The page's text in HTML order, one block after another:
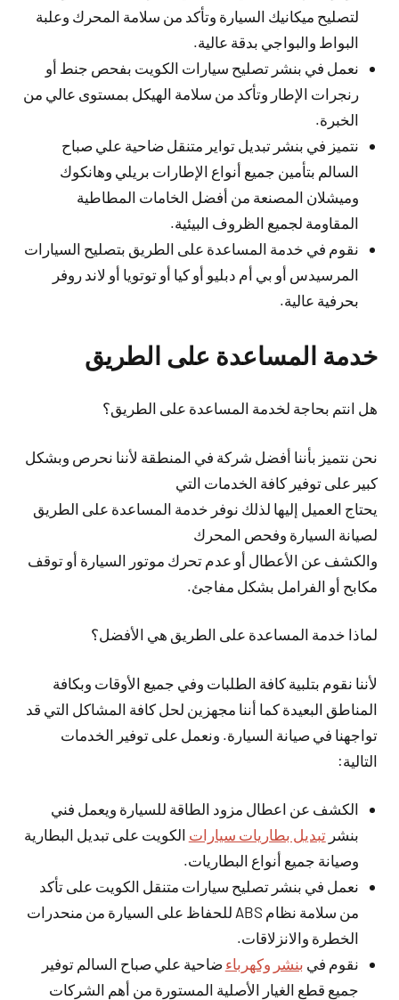
لتصليح ميكانيك السيارة وتأكد من سلامة المحرك وعلبة
البواط والبواجي بدقة عالية.
نعمل في بنشر تصليح سيارات الكويت بفحص جنط أو
رنجرات الإطار وتأكد من سلامة الهيكل بمستوى عالي من
الخبرة.
نتميز في بنشر تبديل تواير متنقل ضاحية علي صباح
السالم بتأمين جميع أنواع الإطارات بريلي وهانكوك
وميشلان المصنعة من أفضل الخامات المطاطية
المقاومة لجميع الظروف البيئية.
نقوم في خدمة المساعدة على الطريق بتصليح السيارات
المرسيدس أو بي أم دبليو أو كيا أو توتويا أو لاند روفر
بحرفية عالية.
خدمة المساعدة على الطريق
هل انتم بحاجة لخدمة المساعدة على الطريق؟
نحن نتميز بأننا أفضل شركة في المنطقة لأننا نحرص وبشكل
كبير على توفير كافة الخدمات التي
يحتاج العميل إليها لذلك نوفر خدمة المساعدة على الطريق
لصيانة السيارة وفحص المحرك
والكشف عن الأعطال أو عدم تحرك موتور السيارة أو توقف
مكابح أو الفرامل بشكل مفاجئ.
لماذا خدمة المساعدة على الطريق هي الأفضل؟
لأننا نقوم بتلبية كافة الطلبات وفي جميع الأوقات وبكافة
المناطق البعيدة كما أننا مجهزين لحل كافة المشاكل التي قد
تواجهنا في صيانة السيارة. ونعمل على توفير الخدمات
التالية:
الكشف عن اعطال مزود الطاقة للسيارة ويعمل فني
بنشرتبديل بطاريات سيارات الكويت على تبديل البطارية
وصيانة جميع أنواع البطاريات.
نعمل في بنشر تصليح سيارات متنقل الكويت على تأكد
من سلامة نظام ABS للحفاظ على السيارة من منحدرات
الخطرة والانزلاقات.
نقوم في بنشر وكهرباء ضاحية علي صباح السالم توفير
جميع قطع الغيار الأصلية المستورة من أهم الشركات